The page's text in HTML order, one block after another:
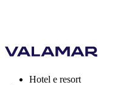
Hotel e resort